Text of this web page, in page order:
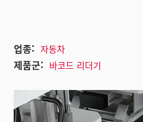
업종: 자동차
제품군: 바코드 리더기